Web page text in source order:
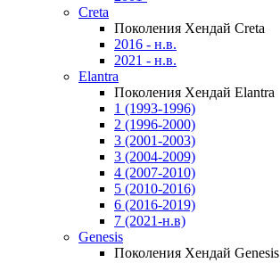
Creta
Поколения Хендай Creta
2016 - н.в.
2021 - н.в.
Elantra
Поколения Хендай Elantra
1 (1993-1996)
2 (1996-2000)
3 (2001-2003)
3 (2004-2009)
4 (2007-2010)
5 (2010-2016)
6 (2016-2019)
7 (2021-н.в)
Genesis
Поколения Хендай Genesis